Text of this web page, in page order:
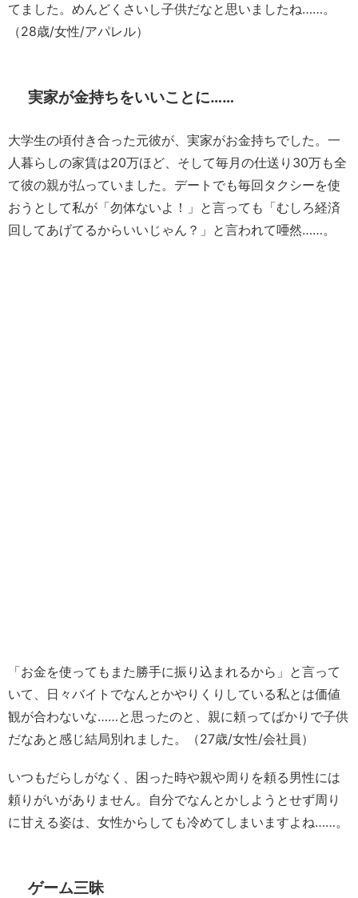
てました。めんどくさいし子供だなと思いましたね……。
（28歳/女性/アパレル）
実家が金持ちをいいことに……
大学生の頃付き合った元彼が、実家がお金持ちでした。一
人暮らしの家賃は20万ほど、そして毎月の仕送り30万も全
て彼の親が払っていました。デートでも毎回タクシーを使
おうとして私が「勿体ないよ！」と言っても「むしろ経済
回してあげてるからいいじゃん？」と言われて唖然……。
「お金を使ってもまた勝手に振り込まれるから」と言って
いて、日々バイトでなんとかやりくりしている私とは価値
観が合わないな……と思ったのと、親に頼ってばかりで子供
だなあと感じ結局別れました。（27歳/女性/会社員）
いつもだらしがなく、困った時や親や周りを頼る男性には
頼りがいがありません。自分でなんとかしようとせず周り
に甘える姿は、女性からしても冷めてしまいますよね……。
ゲーム三昧